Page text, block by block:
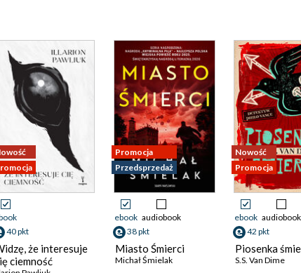
40 pkt
że interesuje
ciemność
Promocja
Przedsprzedaż
ebook audiobook
38 pkt
Miasto Śmierci
Michał Śmielak
Nowość
Promocja
ebook audiobook
42 pkt
Piosenka
S.S. Van Dime